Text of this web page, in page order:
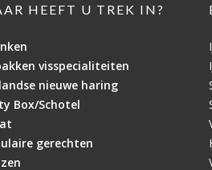
HEEFT U TREK IN?
visspecialiteiten
nieuwe haring
Box/Schotel
gerechten